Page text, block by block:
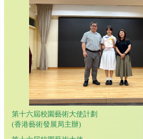
第十六屆校園藝術大使計劃
(香港藝術發展局主辦)